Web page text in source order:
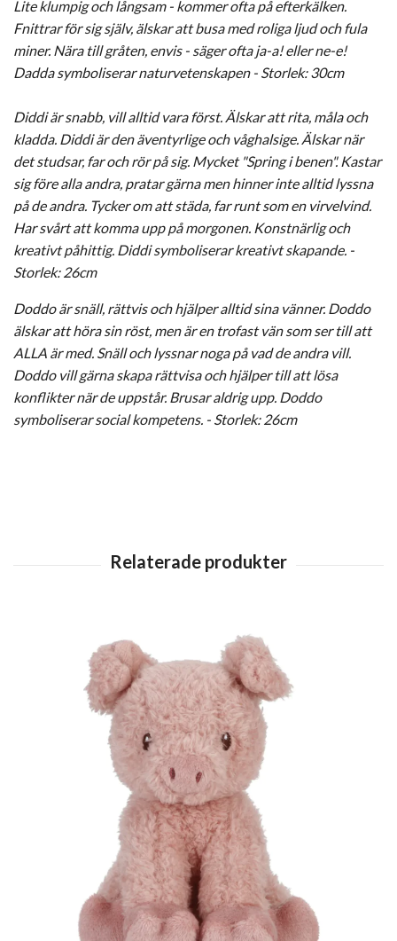
Lite klumpig och långsam - kommer ofta på efterkälken.
Fnittrar för sig själv, älskar att busa med roliga ljud och fula
miner. Nära till gråten, envis - säger ofta ja-a! eller ne-e!
Dadda symboliserar naturvetenskapen - Storlek: 30cm
Diddi är snabb, vill alltid vara först. Älskar att rita, måla och
kladda. Diddi är den äventyrlige och våghalsige. Älskar när
det studsar, far och rör på sig. Mycket "Spring i benen". Kastar
sig före alla andra, pratar gärna men hinner inte alltid lyssna
på de andra. Tycker om att städa, far runt som en virvelvind.
Har svårt att komma upp på morgonen. Konstnärlig och
kreativt påhittig. Diddi symboliserar kreativt skapande. -
Storlek: 26cm
Doddo är snäll, rättvis och hjälper alltid sina vänner. Doddo
älskar att höra sin röst, men är en trofast vän som ser till att
ALLA är med. Snäll och lyssnar noga på vad de andra vill.
Doddo vill gärna skapa rättvisa och hjälper till att lösa
konflikter när de uppstår. Brusar aldrig upp. Doddo
symboliserar social kompetens. - Storlek: 26cm